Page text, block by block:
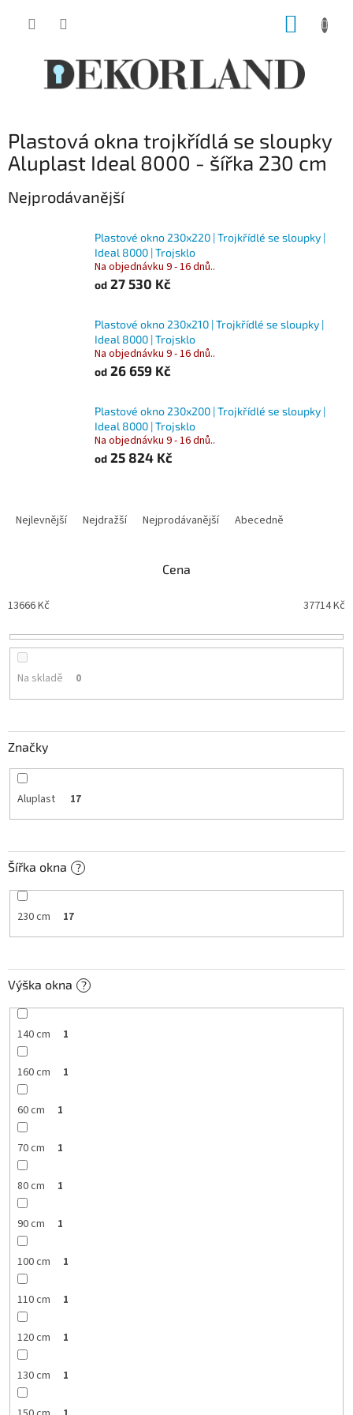
Plastová okna trojkřídlá se sloupky
Aluplast Ideal 8000 - šířka 230 cm
Nejprodávanější
Plastové okno 230x220 | Trojkřídlé se sloupky |
Ideal 8000 | Trojsklo
Na objednávku 9 - 16 dnů..
od 27 530 Kč
Plastové okno 230x210 | Trojkřídlé se sloupky |
Ideal 8000 | Trojsklo
Na objednávku 9 - 16 dnů..
od 26 659 Kč
Plastové okno 230x200 | Trojkřídlé se sloupky |
Ideal 8000 | Trojsklo
Na objednávku 9 - 16 dnů..
od 25 824 Kč
p
o
ů
Nejlevnější Nejdražší Nejprodávanější Abecedně
Cena
13666Kč 37714Kč
Na skladě 0
Značky
Aluplast 17
Šířka okna ?
230 cm 17
Výška okna ?
140 cm 1
160 cm 1
60 cm 1
70 cm 1
80 cm 1
90 cm 1
100 cm 1
110 cm 1
120 cm 1
130 cm 1